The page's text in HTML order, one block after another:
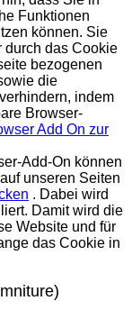
Funktionen
können. Sie
durch das Cookie
bezogenen
die
indem
Browser-
Add On zur
Add-On können
unseren Seiten
. Dabei wird
Damit wird die
Website und für
das Cookie in